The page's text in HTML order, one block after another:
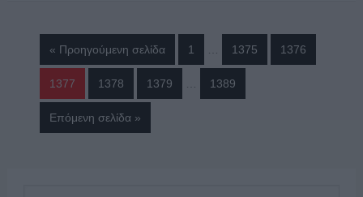
« Προηγούμενη σελίδα 1 1375 1376
1377 1378 1379 1389
Επόμενη σελίδα »